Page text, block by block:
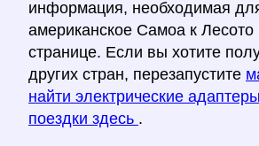
информация, необходимая
американское Самоа к Лесото
странице. Если вы хотите
других стран, перезапустите
найти электрические
поездки здесь .